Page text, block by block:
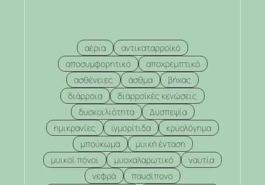
αέρια
αντικαταρροϊκό
αποσυμφορητικό
αποχρεμπτικό
ασθένειες
άσθμα
βήχας
διάρροια
διαρροϊκές κενώσεις
δυσκοιλιότητα
Δυσπεψία
ημικρανίες
ιγμορίτιδα
κρυολόγημα
μπούκωμα
μυική ένταση
μυικοί πόνοι
μυοχαλαρωτικό
ναυτία
νεφρά
παυσίπονο